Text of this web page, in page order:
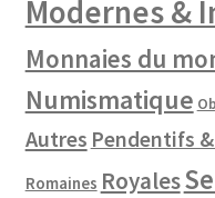
Modernes &
Monnaies du
Numismatique
Autres Pendentifs
Romaines Royales